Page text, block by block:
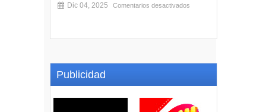
Dic 04, 2025
Comentarios desactivados
Publicidad